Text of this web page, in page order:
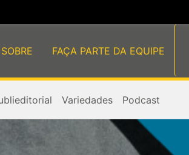
SOBRE FAÇA PARTE DA EQUIPE
Variedades Podcast